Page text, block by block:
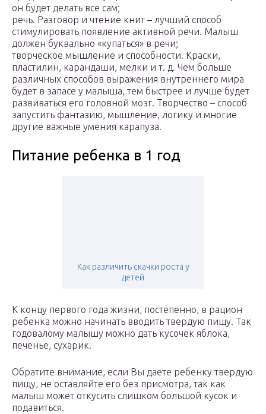
он будет делать все сам;
речь. Разговор и чтение книг – лучший способ
стимулировать появление активной речи. Малыш
должен буквально «купаться» в речи;
творческое мышление и способности. Краски,
пластилин, карандаши, мелки и т. д. Чем больше
различных способов выражения внутреннего мира
будет в запасе у малыша, тем быстрее и лучше будет
развиваться его головной мозг. Творчество – способ
запустить фантазию, мышление, логику и многие
другие важные умения карапуза.
Питание ребенка в 1 год
Как различить скачки роста у
детей
К концу первого года жизни, постепенно, в рацион
ребенка можно начинать вводить твердую пищу. Так
годовалому малышу можно дать кусочек яблока,
печенье, сухарик.
Обратите внимание, если Вы даете ребенку твердую
пищу, не оставляйте его без присмотра, так как
малыш может откусить слишком большой кусок и
подавиться.